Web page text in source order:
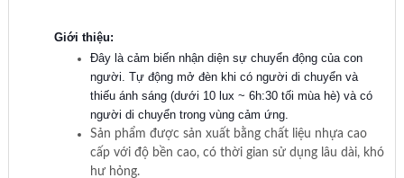
Giới thiệu:
Đây là cảm biến nhận diện sự chuyển động của con
người. Tự động mở đèn khi có người di chuyển và
thiếu ánh sáng (dưới 10 lux ~ 6h:30 tối mùa hè) và có
người di chuyển trong vùng cảm ứng.
Sản phẩm được sản xuất bằng chất liệu nhựa cao
cấp với độ bền cao, có thời gian sử dụng lâu dài, khó
hư hỏng.